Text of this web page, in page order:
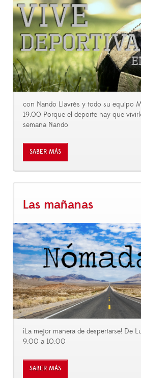
con Nando Llavrés y todo su equipo
19.00 Porque el deporte hay que
semana Nando
SABER MÁS
Las mañanas
¡La mejor manera de despertarse! De
9.00 a 10.00
SABER MÁS